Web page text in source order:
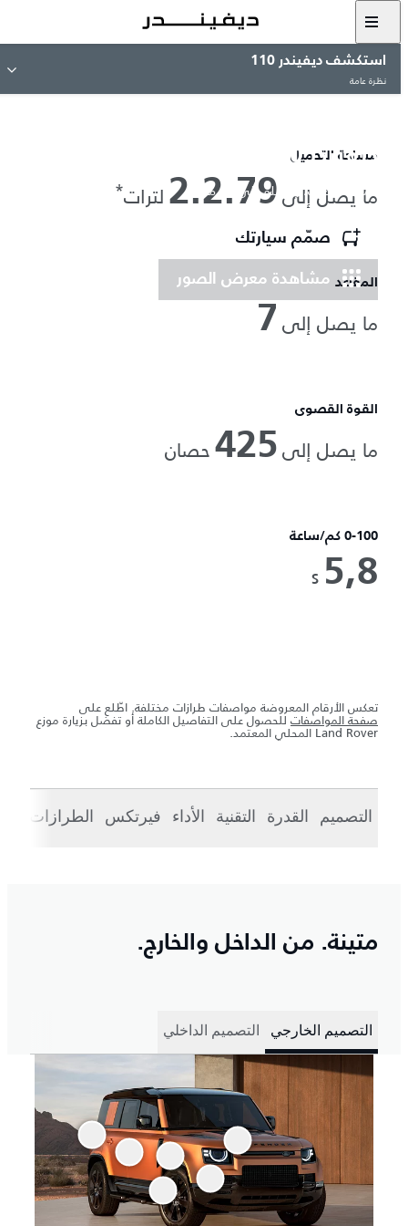
استكشف ديفيندر 110
نظرة عامة
ديفيندر 110
حمّل أغراضك، وانطلق إلى كل مكان.
صمّم سيارتك
مشاهدة معرض الصور
مساحة التحميل
ما يصل إلى2.2.79 لترات*
المقاعد
ما يصل إلى 7
القوة القصوى
ما يصل إلى425حصان
0-100 كم/ساعة
5,8
s
تعكس الأرقام المعروضة مواصفات طرازات مختلفة. اطّلع على
صفحة المواصفات للحصول على التفاصيل الكاملة أو تفضل بزيارة موزع
Land Rover المحلي المعتمد.
التصميم القدرة التقنية الأداء فيرتكس الطرازات
متينة. من الداخل والخارج.
التصميم الخارجي التصميم الداخلي